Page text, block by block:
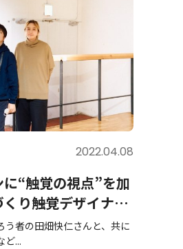
2022.04.08
“触覚の視点”を加
り――触覚デザイナ
者の田畑快仁さんと、共に
ど...